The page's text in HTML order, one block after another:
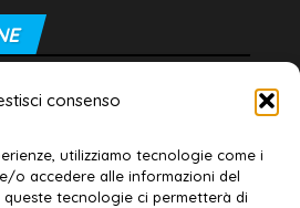
consenso
utilizziamo tecnologie come i
o accedere alle informazioni del
queste tecnologie ci permetterà di